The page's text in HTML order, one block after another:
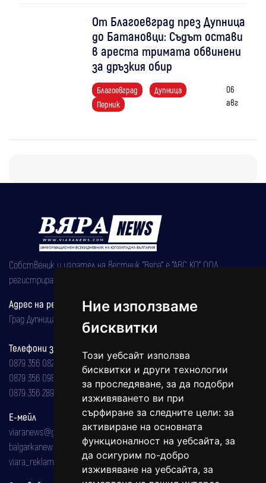
Ние използваме
бисквитки
Този уебсайт използва
бисквитки и други технологии
за проследяване, за да подобри
изживяването ви при
сърфиране за следните цели: за
активиране на основната
функционалност на уебсайта, за
да осигурим по-добро
изживяване на уебсайта, за
От Благоевград през Дупница
до Батановци: Съдът остави
в ареста тримата обвинени
за дръзкия обир
Благоевград
Дупница
Перник
06
авг
Собственик и издател на вестник "Вяра" е "АВС КО" ООД,
регистрирана на 08.05.2002 година.
Адрес на редакцията
Град Дупница, ул.''Христо Ботев" 43
Телефони за реклама и абонаменти
0879 356 082
0879 356 098
0879 356 289
Е-мейл
viaranews@gmail.com
balgarkanews@gmail.com
viara_reklama@mail.bg